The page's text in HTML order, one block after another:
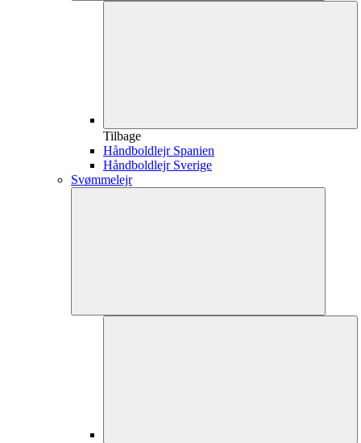
Tilbage
Håndboldlejr Spanien
Håndboldlejr Sverige
Svømmelejr